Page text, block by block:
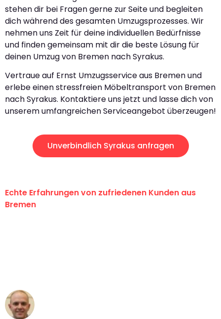
stehen dir bei Fragen gerne zur Seite und begleiten
dich während des gesamten Umzugsprozesses. Wir
nehmen uns Zeit für deine individuellen Bedürfnisse
und finden gemeinsam mit dir die beste Lösung für
deinen Umzug von Bremen nach Syrakus.
Vertraue auf Ernst Umzugsservice aus Bremen und
erlebe einen stressfreien Möbeltransport von Bremen
nach Syrakus. Kontaktiere uns jetzt und lasse dich von
unserem umfangreichen Serviceangebot überzeugen!
Unverbindlich Syrakus anfragen
Echte Erfahrungen von zufriedenen Kunden aus
Bremen